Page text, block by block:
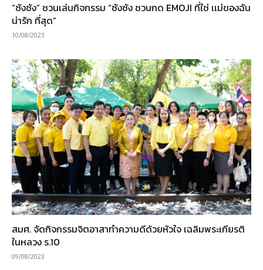
“ซังซัง” ชวนเล่นกิจกรรม “ซังซัง ชวนกด EMOJI ที่ใช่ เเม่ของฉัน
น่ารัก ที่สุด”
10/08/2023
สมศ. จัดกิจกรรมจิตอาสาทำความดีด้วยหัวใจ เฉลิมพระเกียรติ
ในหลวง ร.10
09/08/2023